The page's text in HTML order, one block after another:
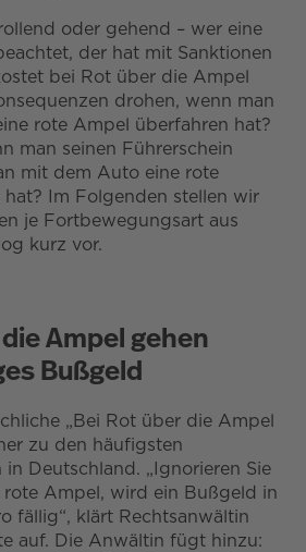
oder gehend – wer eine
der hat mit Sanktionen
bei Rot über die Ampel
drohen, wenn man
rote Ampel überfahren hat?
man seinen Führerschein
mit dem Auto eine rote
Im Folgenden stellen wir
je Fortbewegungsart aus
kurz vor.
Ampel gehen
Bußgeld
„Bei Rot über die Ampel
zu den häufigsten
in Deutschland. „Ignorieren Sie
Ampel, wird ein Bußgeld in
fällig“, klärt Rechtsanwältin
auf. Die Anwältin fügt hinzu: